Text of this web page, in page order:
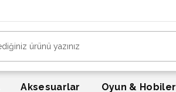
Aksesuarlar Oyun & Hobiler